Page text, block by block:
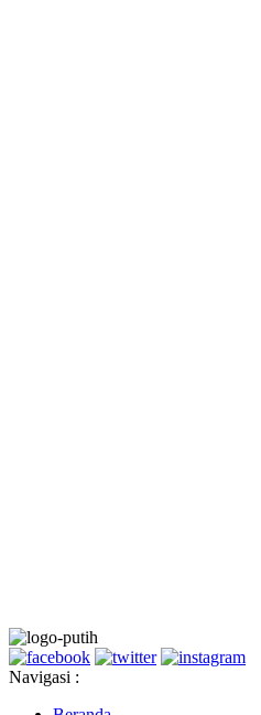
Navigasi :